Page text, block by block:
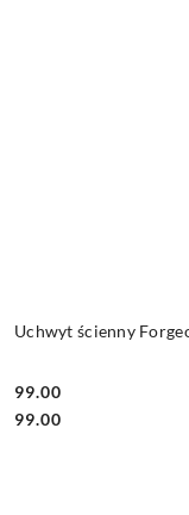
Uchwyt ścienny
Cena:
99.00
Cena:
99.00